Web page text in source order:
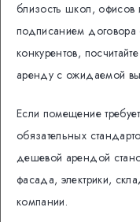
близость школ, офисов
подписанием договора
конкурентов,
аренду с ожидаемой
Если помещение
обязательных
дешевой арендой
фасада, электрики,
компании.